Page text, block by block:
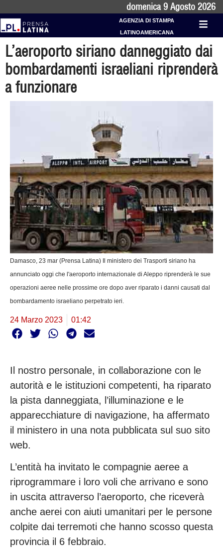
domenica 9 Agosto 2026
AGENZIA DI STAMPA
LATINOAMERICANA
L’aeroporto siriano danneggiato dai
bombardamenti israeliani riprenderà
a funzionare
Damasco, 23 mar (Prensa Latina) Il ministero dei Trasporti siriano ha
annunciato oggi che l'aeroporto internazionale di Aleppo riprenderà le sue
operazioni aeree nelle prossime ore dopo aver riparato i danni causati dal
bombardamento israeliano perpetrato ieri.
24 Marzo 2023 01:42
Il nostro personale, in collaborazione con le
autorità e le istituzioni competenti, ha riparato
la pista danneggiata, l’illuminazione e le
apparecchiature di navigazione, ha affermato
il ministero in una nota pubblicata sul suo sito
web.
L’entità ha invitato le compagnie aeree a
riprogrammare i loro voli che arrivano e sono
in uscita attraverso l’aeroporto, che riceverà
anche aerei con aiuti umanitari per le persone
colpite dai terremoti che hanno scosso questa
provincia il 6 febbraio.